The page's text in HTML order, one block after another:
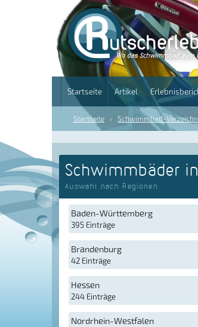
Startseite Artikel
Startseite Schwimmbad-
Schwimmbäder
Auswahl nach Regionen
Baden-Württemberg
395 Einträge
Brandenburg
42 Einträge
Hessen
244 Einträge
Nordrhein-Westfalen